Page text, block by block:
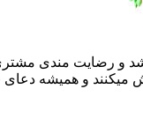
رضایت مندی مشتری
میکنند و همیشه